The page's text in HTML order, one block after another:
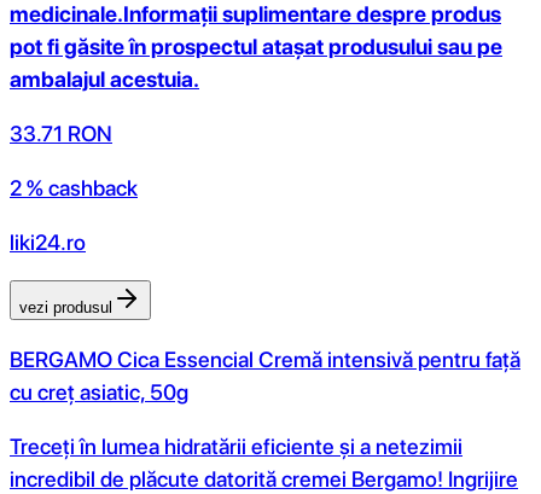
medicinale.Informații suplimentare despre produs
pot fi găsite în prospectul atașat produsului sau pe
ambalajul acestuia.
33.71 RON
2 % cashback
liki24.ro
vezi produsul
BERGAMO Cica Essencial Cremă intensivă pentru față
cu creț asiatic, 50g
Treceți în lumea hidratării eficiente și a netezimii
incredibil de plăcute datorită cremei Bergamo! Ingrijire